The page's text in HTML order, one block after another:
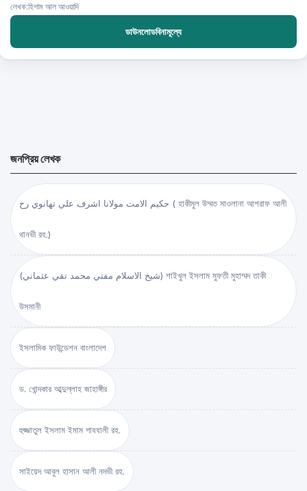
লেখক:হিশাম আল আওয়াদি
ডাউনলোডবিনামূল্যে
জনপ্রিয় লেখক
حكيم الامت مولانا اشرف علي تهانوي رح ( হাকীমুল উম্মত মাওলানা আশরাফ আলী
থানভী রহ.)
(شيخ الاسلام مفتي محمد تقي عثماني) শাইখুল ইসলাম মুফতী মুহাম্মদ তাকী
উসমানী
ইসলামিক ফাউন্ডেশন বাংলাদেশ
ড. খোন্দকার আব্দুল্লাহ জাহাঙ্গীর
হুজ্জাতুল ইসলাম ইমাম গাযযালী রহ.
সাইয়েদ আবুল হাসান আলী নদভী রহ.